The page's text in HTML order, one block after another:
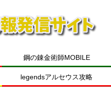
鋼の錬金術師MOBILE
legendsアルセウス攻略